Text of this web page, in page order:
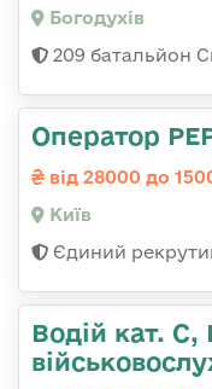
Богодухів
209 батальйон
Оператор
від 28000 до
Київ
Єдиний
Водій кат. С,